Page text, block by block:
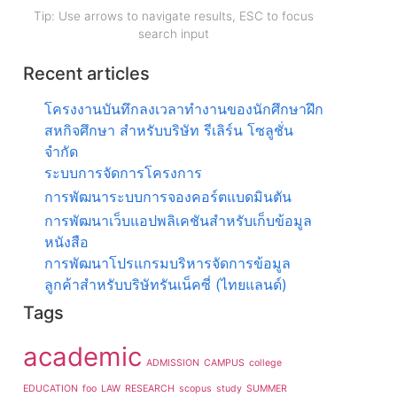
Tip: Use arrows to navigate results, ESC to focus
search input
Recent articles
โครงงานบันทึกลงเวลาทำงานของนักศึกษาฝึก
สหกิจศึกษา สำหรับบริษัท รีเลิร์น โซลูชั่น
จำกัด
ระบบการจัดการโครงการ
การพัฒนาระบบการจองคอร์ตแบดมินตัน
การพัฒนาเว็บแอปพลิเคชันสำหรับเก็บข้อมูล
หนังสือ
การพัฒนาโปรแกรมบริหารจัดการข้อมูล
ลูกค้าสำหรับบริษัทรันเน็คซี่ (ไทยแลนด์)
Tags
academic ADMISSION CAMPUS college
EDUCATION foo LAW RESEARCH scopus study SUMMER